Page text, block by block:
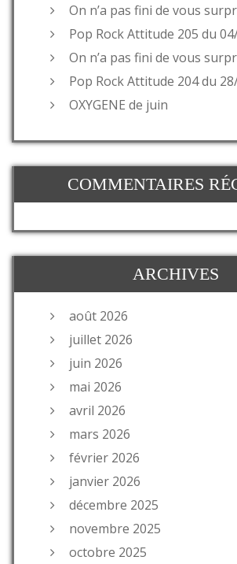
On n’a pas fini de vous
Pop Rock Attitude 205 du
On n’a pas fini de vous
Pop Rock Attitude 204 du
OXYGENE de juin
COMMENTAIRES
ARCHIVES
août 2026
juillet 2026
juin 2026
mai 2026
avril 2026
mars 2026
février 2026
janvier 2026
décembre 2025
novembre 2025
octobre 2025